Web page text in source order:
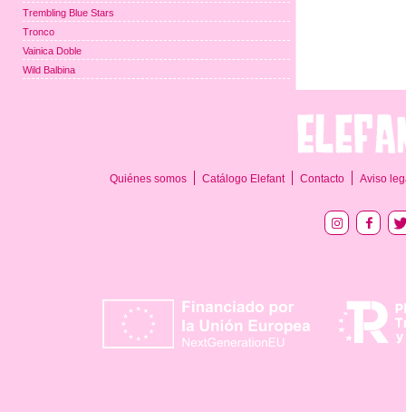
Trembling Blue Stars
Tronco
Vainica Doble
Wild Balbina
Quiénes somos Catálogo Elefant Contacto Aviso